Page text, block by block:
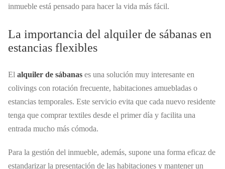
inmueble está pensado para hacer la vida más fácil.
La importancia del alquiler de sábanas en
estancias flexibles
El alquiler de sábanas es una solución muy interesante en
colivings con rotación frecuente, habitaciones amuebladas o
estancias temporales. Este servicio evita que cada nuevo residente
tenga que comprar textiles desde el primer día y facilita una
entrada mucho más cómoda.
Para la gestión del inmueble, además, supone una forma eficaz de
estandarizar la presentación de las habitaciones y mantener un